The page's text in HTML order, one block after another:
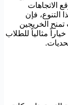
الاتجاهات
التنوع، فإن
الخريجين
مثالياً للطلاب